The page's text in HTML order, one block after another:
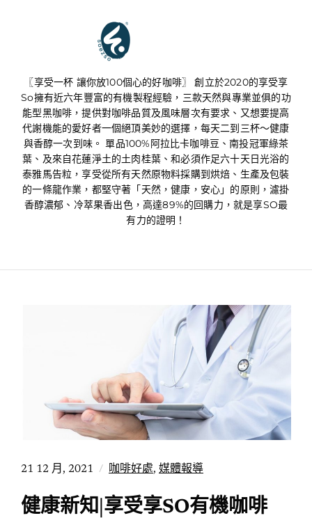
〖享受一杯 讓你放100個心的好咖啡〗 創立於2020的享受享
So擁有近六年豐富的有機製程經驗，三款天然與專業並俱的功
能型黑咖啡，提供對咖啡品質及風味層次有要求、又想要提高
代謝機能的愛好者一個絕頂美妙的選擇，每天二到三杯～健康
與香醇一次到味。 單品100%阿拉比卡咖啡豆、南投冠軍綠茶
葉、及來自花蓮淨土的土肉桂葉、和必須作足六十天日光浴的
泰雅馬告粒，享受從所有天然原物料採購到烘焙、生產及包裝
的一條龍作業，都堅守著「天然，健康，安心」的原則，濾掛
香醇濃郁、冷萃果香出色，高達89%的回購力，就是享SO最
有力的證明！
21 12 月, 2021 咖啡好處, 媒體報導
健康新知|享受享SO有機咖啡